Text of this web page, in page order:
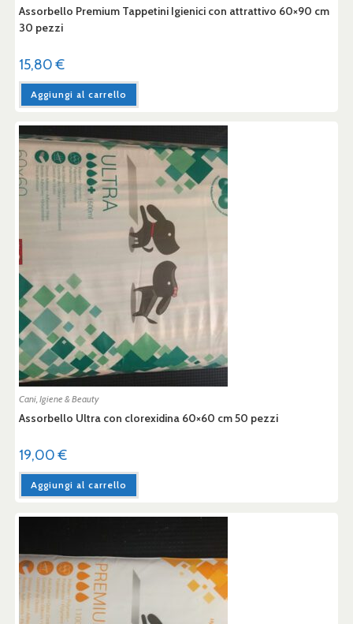
Assorbello Premium Tappetini Igienici con attrattivo 60×90 cm
30 pezzi
15,80€
Aggiungi al carrello
Cani,Igiene & Beauty
Assorbello Ultra con clorexidina 60×60 cm 50 pezzi
19,00€
Aggiungi al carrello